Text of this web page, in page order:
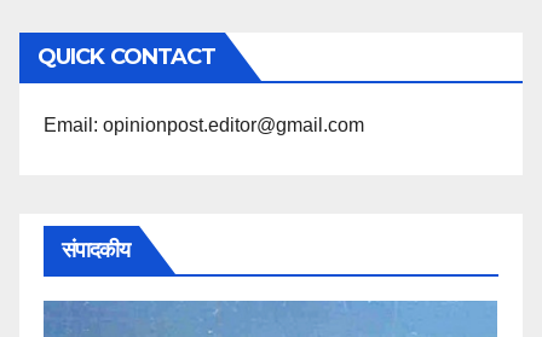
अनुसार
पढ़ें
QUICK CONTACT
Email: opinionpost.editor@gmail.com
संपादकीय